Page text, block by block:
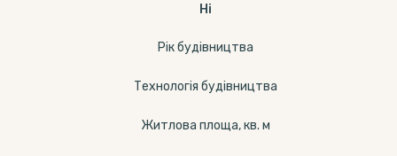
Ні
Рік будівництва
Технологія будівництва
Житлова площа, кв. м